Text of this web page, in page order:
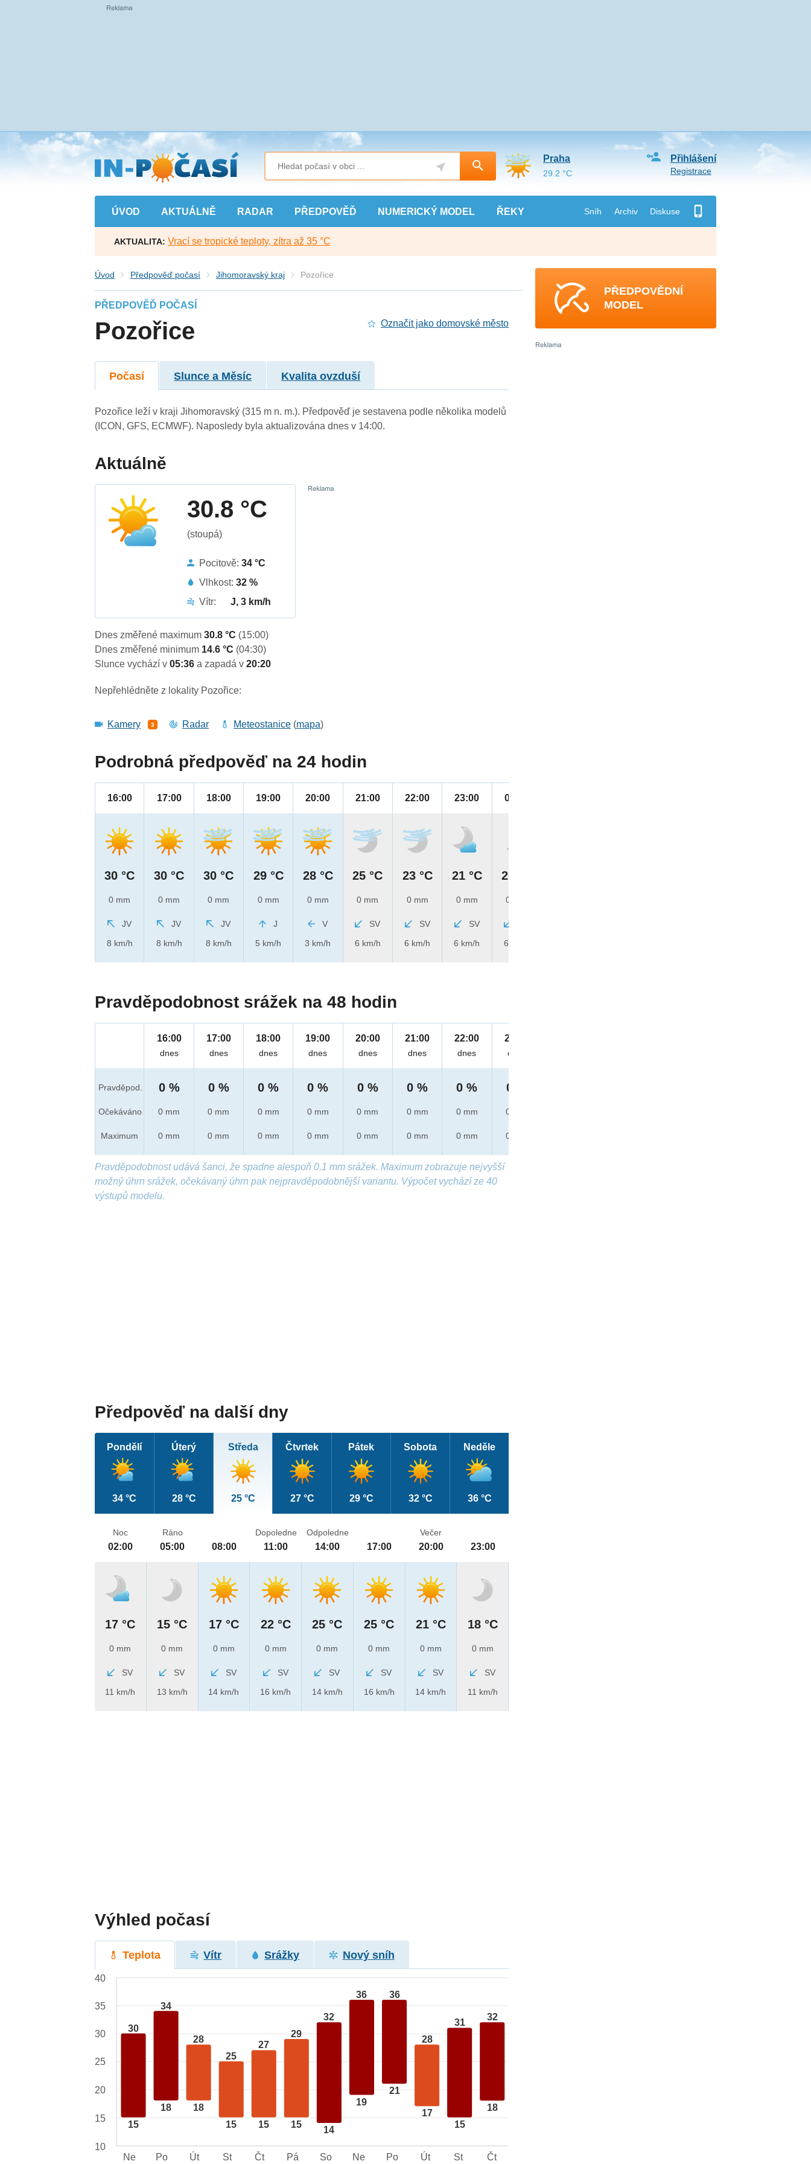
Přejít
na
hlavní
obsah
ÚVOD AKTUÁLNĚ RADAR PŘEDPOVĚĎ NUMERICKÝ MODEL ŘEKY Sníh Archiv Diskuse
Přihlášení
Registrace
Praha
29.2 °C
AKTUALITA: Vrací se tropické teploty, zítra až 35 °C
Úvod Předpověď počasí Jihomoravský kraj Pozořice
PŘEDPOVĚĎ POČASÍ
Pozořice Označit jako domovské město
Počasí Slunce a Měsíc Kvalita ovzduší
Pozořice leží v kraji Jihomoravský (315 m n. m.). Předpověď je sestavena podle několika modelů
(ICON, GFS, ECMWF). Naposledy byla aktualizována dnes v 14:00.
Aktuálně
30.8 °C
(stoupá)
Pocitově:34 °C
Vlhkost:32 %
Vítr:
J, 3 km/h
Dnes změřené maximum30.8 °C (15:00)
Dnes změřené minimum 14.6 °C (04:30)
Slunce vychází v05:36a zapadá v20:20
Nepřehlédněte z lokality Pozořice:
Kamery 3 Radar Meteostanice (mapa)
Podrobná předpověď na 24 hodin
16:00
30 °C
0 mm
JV
8 km/h
17:00
30 °C
0 mm
JV
8 km/h
18:00
30 °C
0 mm
JV
8 km/h
19:00
29 °C
0 mm
J
5 km/h
20:00
28 °C
0 mm
V
3 km/h
21:00
25 °C
0 mm
SV
6 km/h
22:00
23 °C
0 mm
SV
6 km/h
23:00
21 °C
0 mm
SV
6 km/h
00:00
20 °C
0 mm
6 km/h
Pravděpodobnost srážek na 48 hodin
Pravděpod.
Očekáváno
Maximum
16:00
dnes
0 %
0 mm
0 mm
17:00
dnes
0 %
0 mm
0 mm
18:00
dnes
0 %
0 mm
0 mm
19:00
dnes
0 %
0 mm
0 mm
20:00
dnes
0 %
0 mm
0 mm
21:00
dnes
0 %
0 mm
0 mm
22:00
dnes
0 %
0 mm
0 mm
23:00
dnes
0 %
0 mm
0 mm
Pravděpodobnost udává šanci, že spadne alespoň 0,1 mm srážek. Maximum zobrazuje nejvyšší
možný úhrn srážek, očekávaný úhrn pak nejpravděpodobnější variantu. Výpočet vychází ze 40
výstupů modelu.
Předpověď na další dny
Pondělí
34 °C
Úterý
28 °C
Středa
25 °C
Čtvrtek
27 °C
Pátek
29 °C
Sobota
32 °C
Neděle
36 °C
Noc
02:00
17 °C
0 mm
SV
11 km/h
Ráno
05:00
15 °C
0 mm
SV
13 km/h
08:00
17 °C
0 mm
SV
14 km/h
Dopoledne
11:00
22 °C
0 mm
SV
16 km/h
Odpoledne
14:00
25 °C
0 mm
SV
14 km/h
17:00
25 °C
0 mm
SV
16 km/h
Večer
20:00
21 °C
0 mm
SV
14 km/h
23:00
18 °C
0 mm
SV
11 km/h
Výhled počasí
Teplota Vítr Srážky Nový sníh
30
15
34
18
28
18
25
15
27
15
29
15
32
14
36
19
36
21
28
17
31
15
32
18
40
35
30
25
20
15
10
Ne
Po Út St Čt Pá So Ne Po Út St Čt
PŘEDPOVĚDNÍ
MODEL